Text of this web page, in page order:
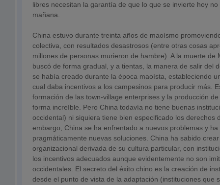
libres necesitan la garantía de que lo que se invierte hoy
mañana.
China estuvo durante treinta años de maoísmo
colectiva, con resultados desastrosos (entre otras cosas
millones de personas murieron de hambre). A la muerte de
buscó de forma gradual, y a tientas, la manera de salir del
se había creado durante la época maoísta, estableciendo
cual daba incentivos a los campesinos para producir más.
formación de las town-village enterprises y la producción
forma increíble. Pero China todavía no tiene buenas
occidental) ni siquiera tiene bien especificado los derechos
embargo, China se ha enfrentado a nuevos problemas y ha
pragmáticamente nuevas soluciones. China ha sabido
organizacional derivada de su cultura particular, con
los incentivos adecuados aunque evidentemente no son
occidentales. El secreto del éxito chino es la creación de
desde el punto de vista de la adaptación (instituciones que